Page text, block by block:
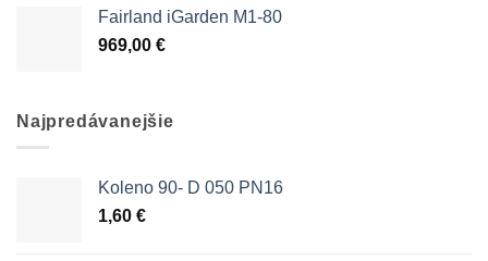
Fairland iGarden M1-80
969,00 €
Najpredávanejšie
Koleno 90- D 050 PN16
1,60 €